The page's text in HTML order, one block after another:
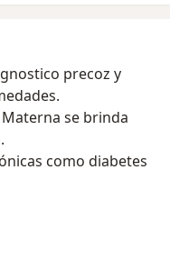
precoz y
se brinda
como diabetes